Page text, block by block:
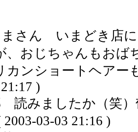
さん いまどき店に
、おじちゃんもおば
カンショートヘアー
)
読みましたか（笑）
03-03 21:16 )